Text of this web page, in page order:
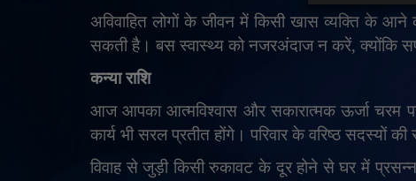
अविवाहित लोगों के जीवन में किसी खास व्यक्ति के
सकती है। बस स्वास्थ्य को नजरअंदाज न करें, क्योंकि
कन्या राशि
आज आपका आत्मविश्वास और सकारात्मक ऊर्जा चरम
कार्य भी सरल प्रतीत होंगे। परिवार के वरिष्ठ सदस्यों
विवाह से जुड़ी किसी रुकावट के दूर होने से घर में